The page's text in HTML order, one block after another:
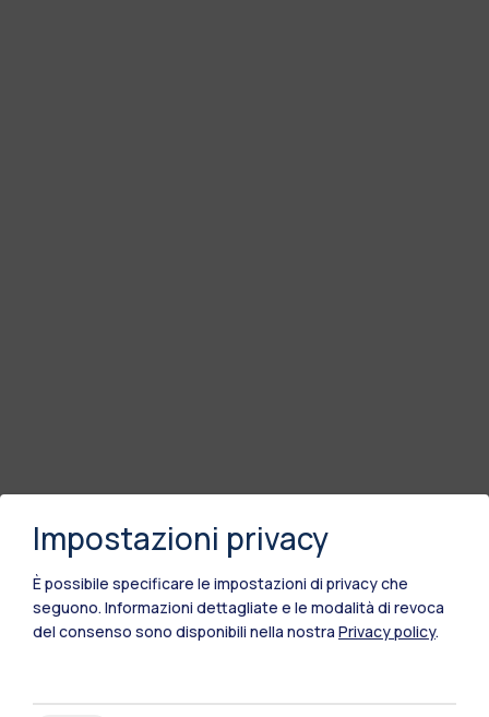
Impostazioni privacy
È possibile specificare le impostazioni di privacy che
seguono. Informazioni dettagliate e le modalità di revoca
del consenso sono disponibili nella nostra Privacy policy.